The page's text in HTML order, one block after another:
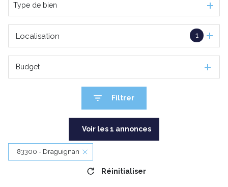
Type de bien
1
Localisation
Budget
Filtrer
Voir les1 annonces
83300 - Draguignan
Réinitialiser